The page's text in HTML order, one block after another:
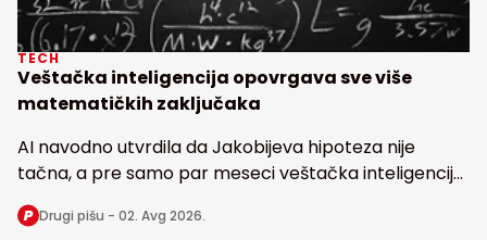
TECH
Veštačka inteligencija opovrgava sve više
matematičkih zaključaka
AI navodno utvrdila da Jakobijeva hipoteza nije
tačna, a pre samo par meseci veštačka inteligencija
dovela u pitanje i poznatu Erdoševu hipotezu, obe
stare bezmalo 100 godina
Drugi pišu - 02. Avg 2026.